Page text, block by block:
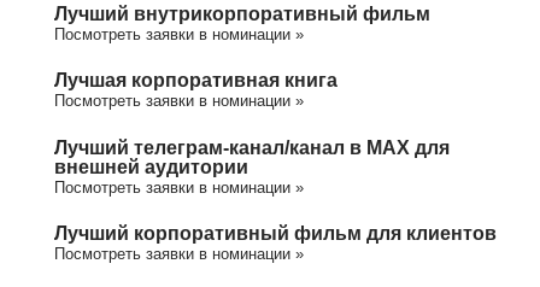
Лучший внутрикорпоративный фильм
Посмотреть заявки в номинации »
Лучшая корпоративная книга
Посмотреть заявки в номинации »
Лучший телеграм-канал/канал в МАХ для
внешней аудитории
Посмотреть заявки в номинации »
Лучший корпоративный фильм для клиентов
Посмотреть заявки в номинации »